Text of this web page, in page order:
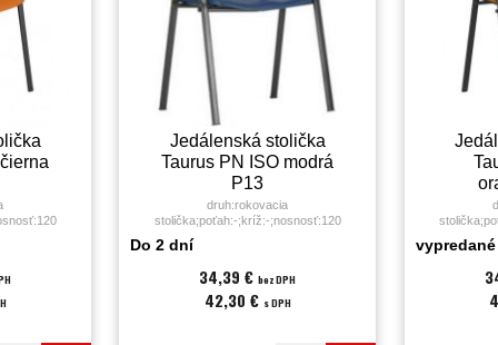
v balení:1
Jedálenská stolička
Taurus PN ISO modrá
P13
druh:rokovacia
stolička;poťah:-;kríž:-;nosnosť:120
kg;Farba:modrá;Množstvo v balení:1
Do 2 dní
34,39 €bez DPH
42,30 € s DPH
vypredané